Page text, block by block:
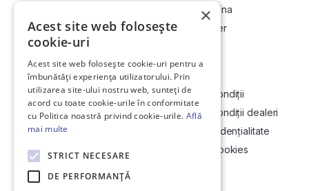
Cum vând la licitație?
Vinde-ți mașina
Devino dealer
Link-uri utile
Informații utile vizionare
Contact
Soluționarea Online a litigiilor
ANCP
Compania
Termeni și condiții
Termeni și condiții dealeri
Politică confidențialitate
Politica de cookies
×
Acest site web folosește
cookie-uri
Acest site web folosește cookie-uri pentru a
îmbunătăți experiența utilizatorului. Prin
utilizarea site-ului nostru web, sunteți de
acord cu toate cookie-urile în conformitate
cu Politica noastră privind cookie-urile. Află
mai multe
STRICT NECESARE
DE PERFORMANȚĂ